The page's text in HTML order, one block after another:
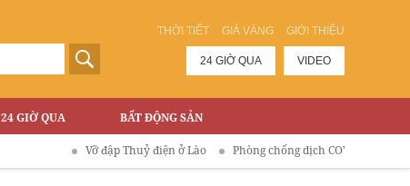
THỜI TIẾT GIÁ VÀNG GIỚI THIỆU
24 GIỜ QUA VIDEO
24 GIỜ QUA BẤT ĐỘNG SẢN
Vỡ đập Thuỷ điện ở Lào Phòng chống dịch COVID-19